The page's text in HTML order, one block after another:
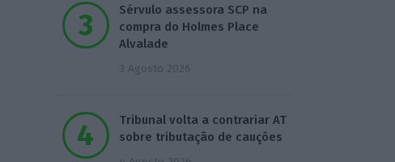
Sérvulo assessora SCP na
compra do Holmes Place
Alvalade
3 Agosto 2026
Tribunal volta a contrariar AT
sobre tributação de cauções